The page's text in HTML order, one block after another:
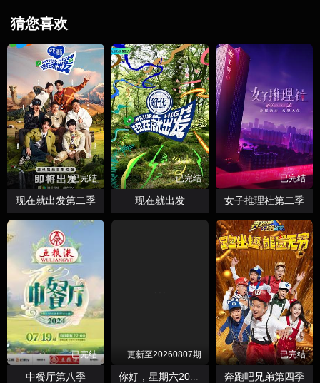
猜您喜欢
已完结
现在就出发第二季
已完结
现在就出发
已完结
女子推理社第二季
已完结
中餐厅第八季
更新至20260807期
你好，星期六2026
已完结
奔跑吧兄弟第四季